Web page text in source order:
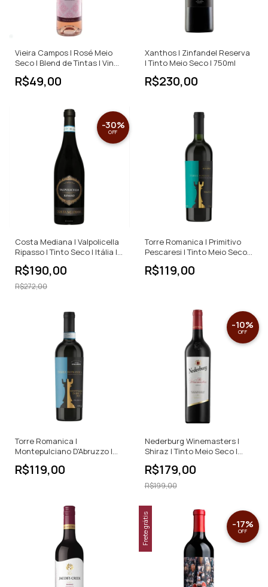
Vieira Campos | Rosé Meio
Seco | Blend de Tintas | Vinho
Verde | Portugal | 750ml
R$49,00
Xanthos | Zinfandel Reserva
| Tinto Meio Seco | 750ml
R$230,00
Costa Mediana | Valpolicella
Ripasso | Tinto Seco | Itália |
R$190,00
-30%
OFF
R$272,00
Torre Romanica | Primitivo
Pescaresi | Tinto Meio Seco |
R$119,00
Torre Romanica |
Montepulciano D'Abruzzo |
Tinto Meio Seco | 750ml
R$119,00
Nederburg Winemasters |
Shiraz | Tinto Meio Seco |
750ml
R$179,00
-10%
OFF
R$199,00
Frete grátis -17%
OFF